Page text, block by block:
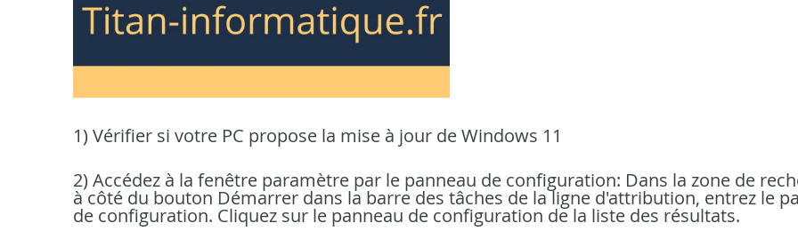
1) Vérifier si votre PC propose la mise à jour de Windows 11
2) Accédez à la fenêtre paramètre par le panneau de configuration: Dans la zone de
à côté du bouton Démarrer dans la barre des tâches de la ligne d'attribution, entrez le
de configuration. Cliquez sur le panneau de configuration de la liste des résultats.